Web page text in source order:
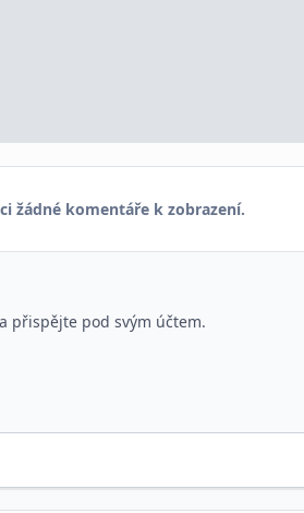
žádné komentáře k zobrazení.
přispějte pod svým účtem.